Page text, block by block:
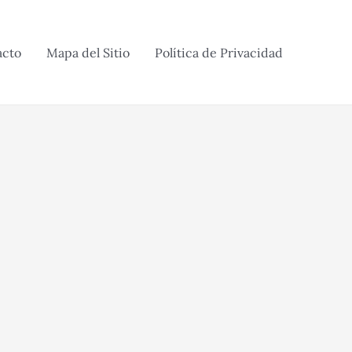
Mapa del Sitio Política de Privacidad